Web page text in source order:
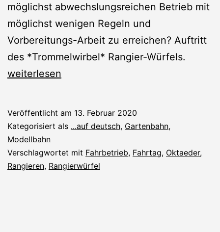
möglichst abwechslungsreichen Betrieb mit
möglichst wenigen Regeln und
Vorbereitungs-Arbeit zu erreichen? Auftritt
des *Trommelwirbel* Rangier-Würfels.
Rangier-
Fahrtage
weiterlesen
Veröffentlicht am 13. Februar 2020
Kategorisiert als ...auf deutsch, Gartenbahn,
Modellbahn
Verschlagwortet mit Fahrbetrieb, Fahrtag, Oktaeder,
Rangieren, Rangierwürfel